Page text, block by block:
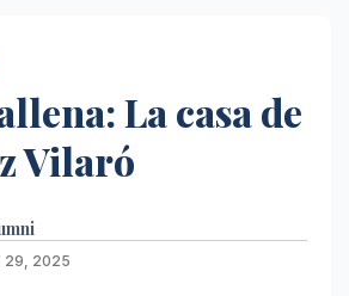
La casa de
Vilaró
29, 2025